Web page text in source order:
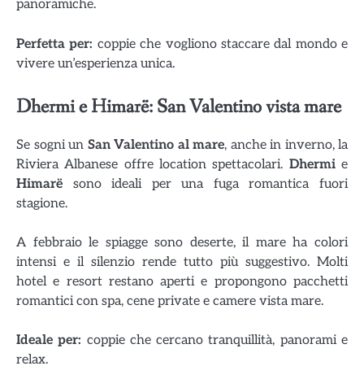
panoramiche.
Perfetta per: coppie che vogliono staccare dal mondo e
vivere un’esperienza unica.
Dhermi e Himarë: San Valentino vista mare
Se sogni un San Valentino al mare, anche in inverno, la
Riviera Albanese offre location spettacolari. Dhermie
Himarë sono ideali per una fuga romantica fuori
stagione.
A febbraio le spiagge sono deserte, il mare ha colori
intensi e il silenzio rende tutto più suggestivo. Molti
hotel e resort restano aperti e propongono pacchetti
romantici con spa, cene private e camere vista mare.
Ideale per: coppie che cercano tranquillità, panorami e
relax.